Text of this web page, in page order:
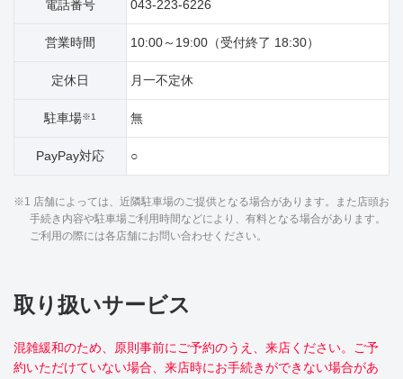
電話番号 043-223-6226
営業時間 10:00～19:00（受付終了 18:30）
定休日 月一不定休
駐車場※1 無
PayPay対応 ○
※1 店舗によっては、近隣駐車場のご提供となる場合があります。また店頭お
手続き内容や駐車場ご利用時間などにより、有料となる場合があります。
ご利用の際には各店舗にお問い合わせください。
取り扱いサービス
混雑緩和のため、原則事前にご予約のうえ、来店ください。ご予
約いただけていない場合、来店時にお手続きができない場合があ